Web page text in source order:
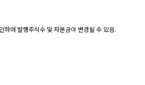
하여 발행주식수 및 자본금이 변경될 수 있음.